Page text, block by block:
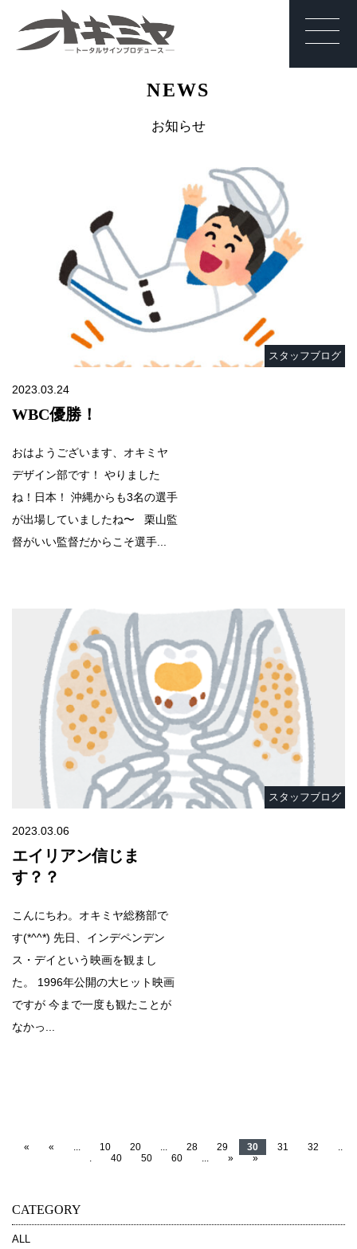
板 有限会社オキNEWS
お知らせ
スタッフブログ
2023.03.24
WBC優勝！
おはようございます、オキミヤ
デザイン部です！ やりました
ね！日本！ 沖縄からも3名の選手
が出場していましたね〜 栗山監
督がいい監督だからこそ選手...
スタッフブログ
2023.03.06
エイリアン信じま
す？？
こんにちわ。オキミヤ総務部で
す(*^^*) 先日、インデペンデン
ス・デイという映画を観まし
た。 1996年公開の大ヒット映画
ですが 今まで一度も観たことが
なかっ...
« « 10 20 28 29 30 31 32
40 50 60 » »
CATEGORY
ALL